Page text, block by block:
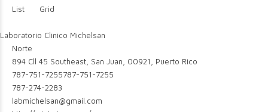
List
Grid
Laboratorio Clinico Michelsan
Norte
894 Cll 45 Southeast, San Juan, 00921, Puerto Rico
787-751-7255787-751-7255
787-274-2283
labmichelsan@gmail.com